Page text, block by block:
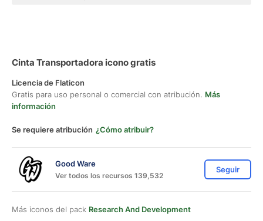
Cinta Transportadora icono gratis
Licencia de Flaticon
Gratis para uso personal o comercial con atribución. Más
información
Se requiere atribución ¿Cómo atribuir?
Good Ware
Ver todos los recursos 139,532
Seguir
Más iconos del pack Research And Development